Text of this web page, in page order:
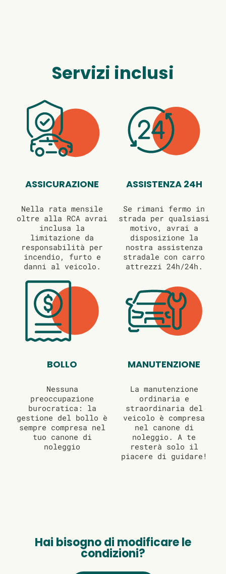
Servizi inclusi
ASSICURAZIONE
Nella rata mensile
oltre alla RCA avrai
inclusa la
limitazione da
responsabilità per
incendio, furto e
danni al veicolo.
ASSISTENZA 24H
Se rimani fermo in
strada per qualsiasi
motivo, avrai a
disposizione la
nostra assistenza
stradale con carro
attrezzi 24h/24h.
BOLLO
Nessuna
preoccupazione
burocratica: la
gestione del bollo è
sempre compresa nel
tuo canone di
noleggio
MANUTENZIONE
La manutenzione
ordinaria e
straordinaria del
veicolo è compresa
nel canone di
noleggio. A te
resterà solo il
piacere di guidare!
Hai bisogno di modificare le
condizioni?